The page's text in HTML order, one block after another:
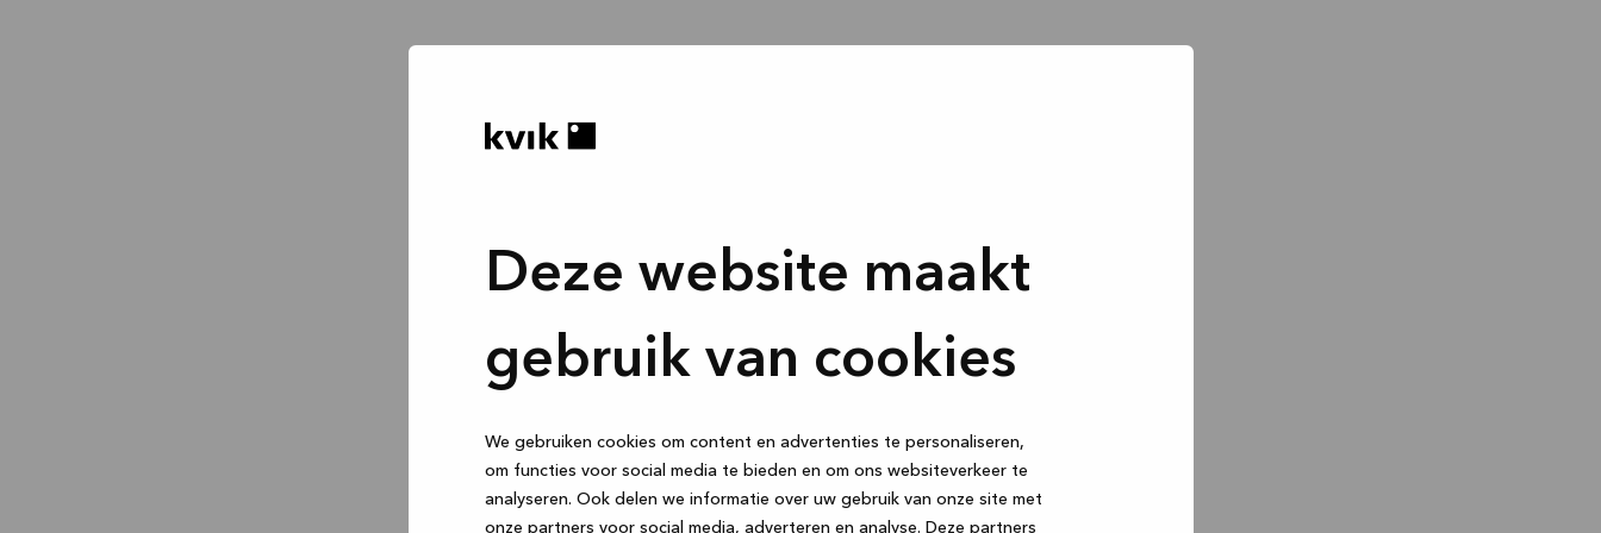
Deze website maakt
gebruik van cookies
We gebruiken cookies om content en advertenties te personaliseren,
om functies voor social media te bieden en om ons websiteverkeer te
analyseren. Ook delen we informatie over uw gebruik van onze site met
onze partners voor social media, adverteren en analyse. Deze partners